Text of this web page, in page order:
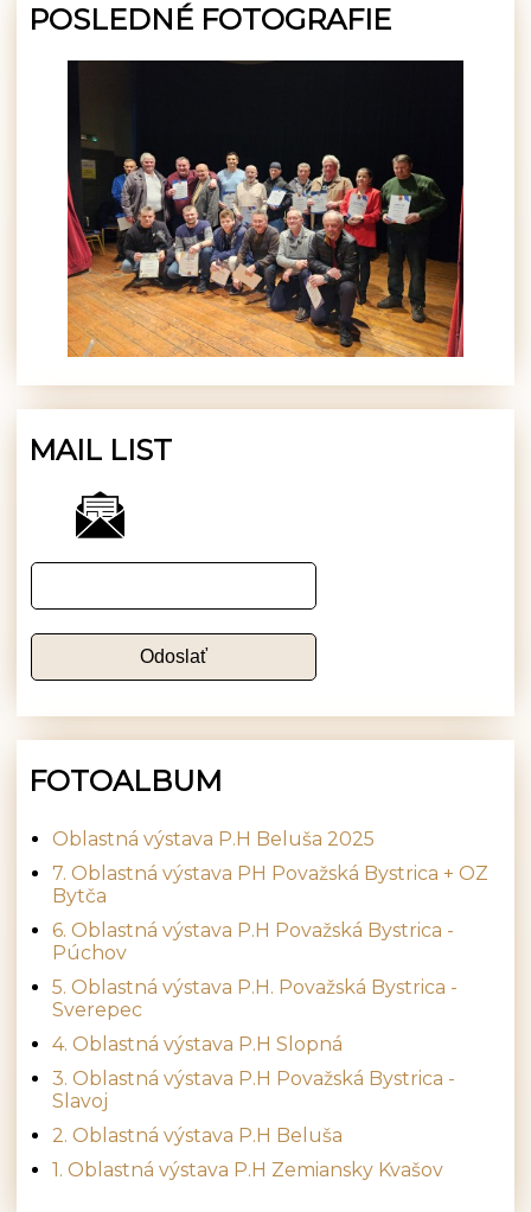
POSLEDNÉ FOTOGRAFIE
MAIL LIST
FOTOALBUM
Oblastná výstava P.H Beluša 2025
7. Oblastná výstava PH Považská Bystrica + OZ
Bytča
6. Oblastná výstava P.H Považská Bystrica -
Púchov
5. Oblastná výstava P.H. Považská Bystrica -
Sverepec
4. Oblastná výstava P.H Slopná
3. Oblastná výstava P.H Považská Bystrica -
Slavoj
2. Oblastná výstava P.H Beluša
1. Oblastná výstava P.H Zemiansky Kvašov